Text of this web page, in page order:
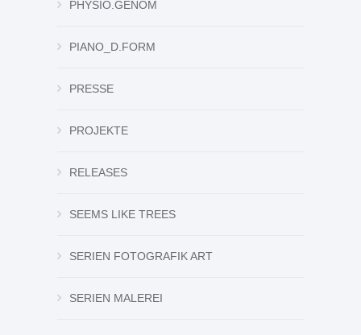
PHYSIO.GENOM
PIANO_D.FORM
PRESSE
PROJEKTE
RELEASES
SEEMS LIKE TREES
SERIEN FOTOGRAFIK ART
SERIEN MALEREI